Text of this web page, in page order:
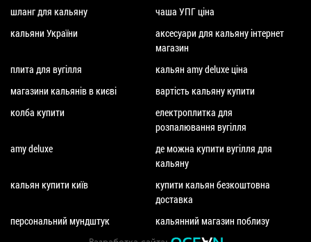
шланг для кальяну
чаша УПГ ціна
кальяни України
аксесуари для кальяну інтернет
магазин
плита для вугілля
кальян amy deluxe ціна
магазини кальянів в києві
вартість кальяну купити
колба купити
електроплитка для
розпалювання вугілля
amy deluxe
де можна купити вугілля для
кальяну
кальян купити київ
купити кальян безкоштовна
доставка
персональний мундштук
кальянний магазин поблизу